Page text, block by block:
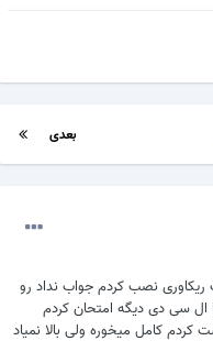
بعدی
نصب کردم جواب نداد رو
سی دی دیگه امتحان کردم
کامل میخوره ولی بالا نمیاد